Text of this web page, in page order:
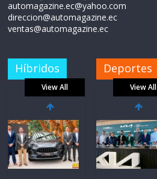
automagazine.ec@yahoo.com
direccion@automagazine.ec
ventas@automagazine.ec
Híbridos
View All
Deportes
View All